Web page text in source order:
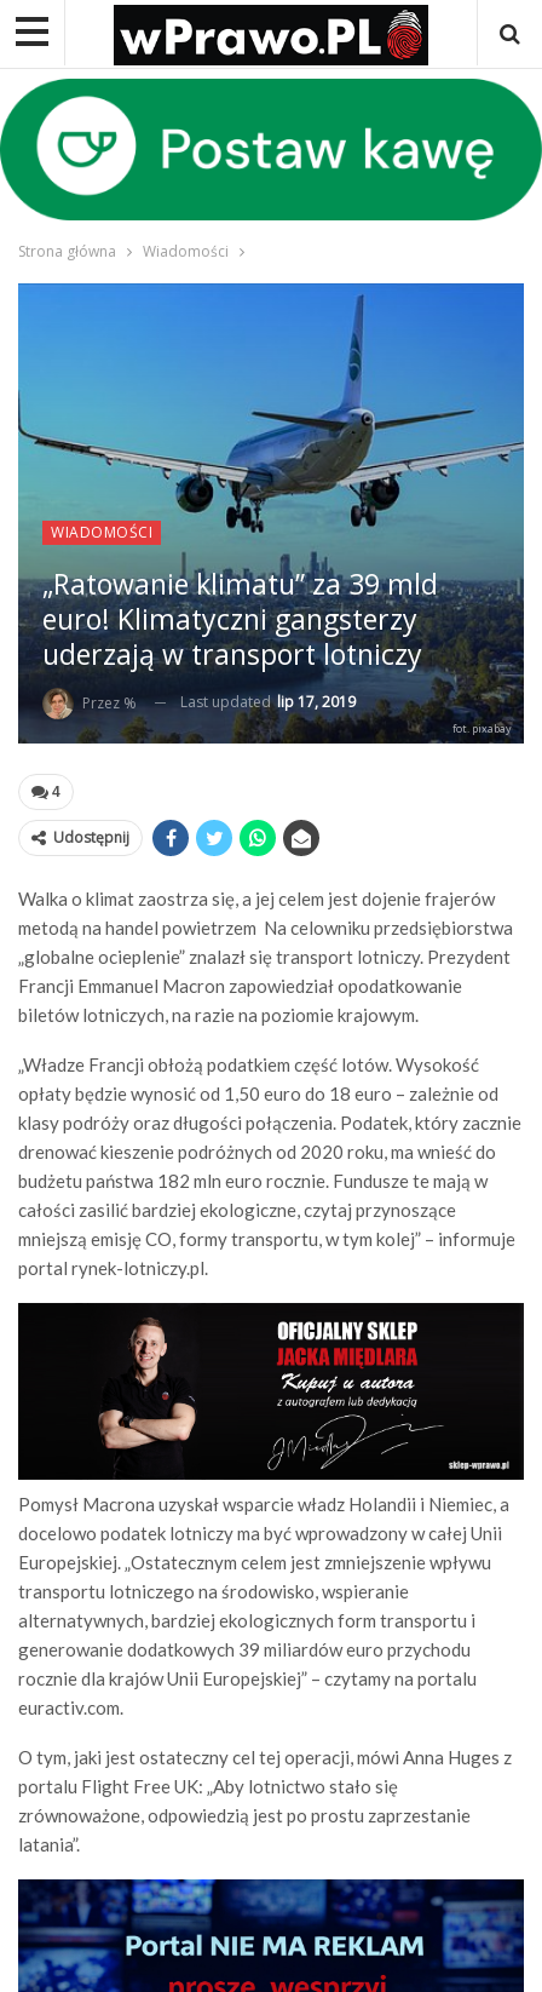
Strona główna Wiadomości
WIADOMOŚCI
„Ratowanie klimatu” za 39 mld
euro! Klimatyczni gangsterzy
uderzają w transport lotniczy
Przez % Last updatedlip 17, 2019
fot. pixabay
4
Udostępnij
Walka o klimat zaostrza się, a jej celem jest dojenie frajerów
metodą na handel powietrzem Na celowniku przedsiębiorstwa
„globalne ocieplenie” znalazł się transport lotniczy. Prezydent
Francji Emmanuel Macron zapowiedział opodatkowanie
biletów lotniczych, na razie na poziomie krajowym.
„Władze Francji obłożą podatkiem część lotów. Wysokość
opłaty będzie wynosić od 1,50 euro do 18 euro – zależnie od
klasy podróży oraz długości połączenia. Podatek, który zacznie
drenować kieszenie podróżnych od 2020 roku, ma wnieść do
budżetu państwa 182 mln euro rocznie. Fundusze te mają w
całości zasilić bardziej ekologiczne, czytaj przynoszące
mniejszą emisję CO, formy transportu, w tym kolej” – informuje
portal rynek-lotniczy.pl.
Pomysł Macrona uzyskał wsparcie władz Holandii i Niemiec, a
docelowo podatek lotniczy ma być wprowadzony w całej Unii
Europejskiej. „Ostatecznym celem jest zmniejszenie wpływu
transportu lotniczego na środowisko, wspieranie
alternatywnych, bardziej ekologicznych form transportu i
generowanie dodatkowych 39 miliardów euro przychodu
rocznie dla krajów Unii Europejskiej” – czytamy na portalu
euractiv.com.
O tym, jaki jest ostateczny cel tej operacji, mówi Anna Huges z
portalu Flight Free UK: „Aby lotnictwo stało się
zrównoważone, odpowiedzią jest po prostu zaprzestanie
latania”.